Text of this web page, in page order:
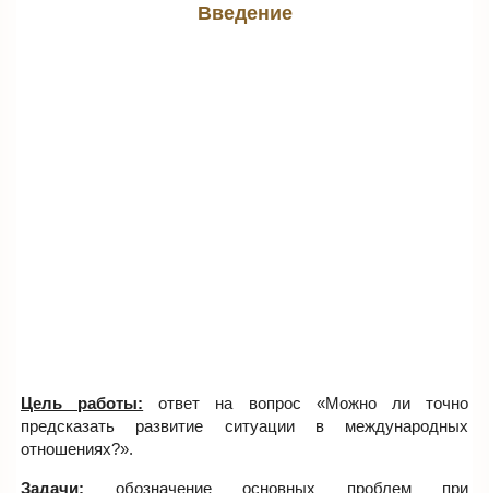
Введение
Цель работы: ответ на вопрос «Можно ли точно
предсказать развитие ситуации в международных
отношениях?».
Задачи: обозначение основных проблем при